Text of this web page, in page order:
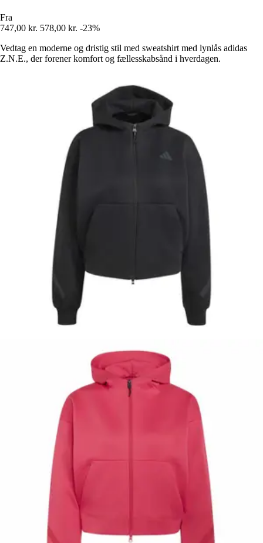
Fra
747,00 kr. 578,00 kr. -23%
Vedtag en moderne og dristig stil med sweatshirt med lynlås adidas
Z.N.E., der forener komfort og fællesskabsånd i hverdagen.